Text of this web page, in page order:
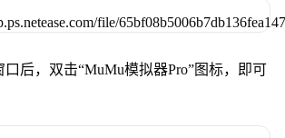
口后，双击“MuMu模拟器Pro”图标，即可